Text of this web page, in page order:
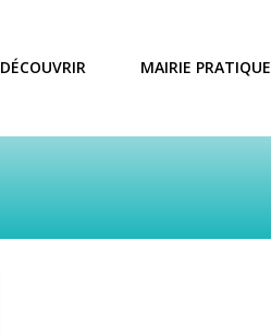
DÉCOUVRIR MAIRIE PRATIQUE